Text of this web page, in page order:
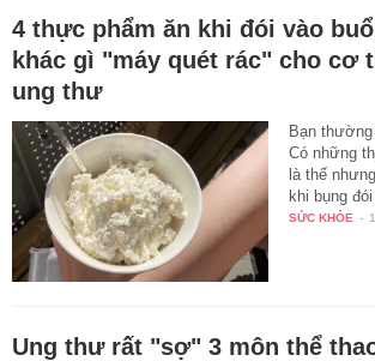
4 thực phẩm ăn khi đói vào
khác gì "máy quét rác" cho cơ
ung thư
Bạn
Có những
là thế
khi bụng
SỨC KHỎE -
Ung thư rất "sợ" 3 môn thể